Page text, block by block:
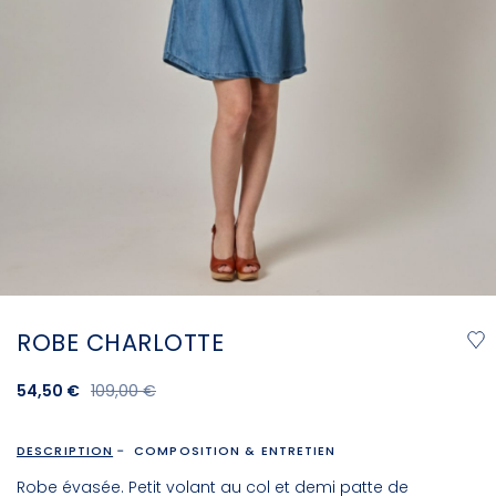
ROBE CHARLOTTE
54,50 € 109,00 €
DESCRIPTION
Robe évasée. Petit volant au col et demi patte de
COMPOSITION & ENTRETIEN